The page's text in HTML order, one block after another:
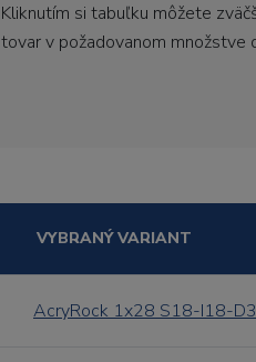
Kliknutím si tabuľku môžete
tovar v požadovanom množstve
VYBRANÝ VARIANT
AcryRock 1x28 S18-I18-